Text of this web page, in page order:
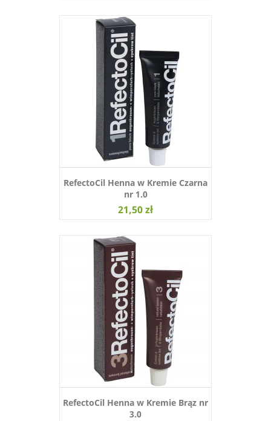
RefectoCil Henna w Kremie Czarna
nr 1.0
21,50 zł
RefectoCil Henna w Kremie Brąz nr
3.0